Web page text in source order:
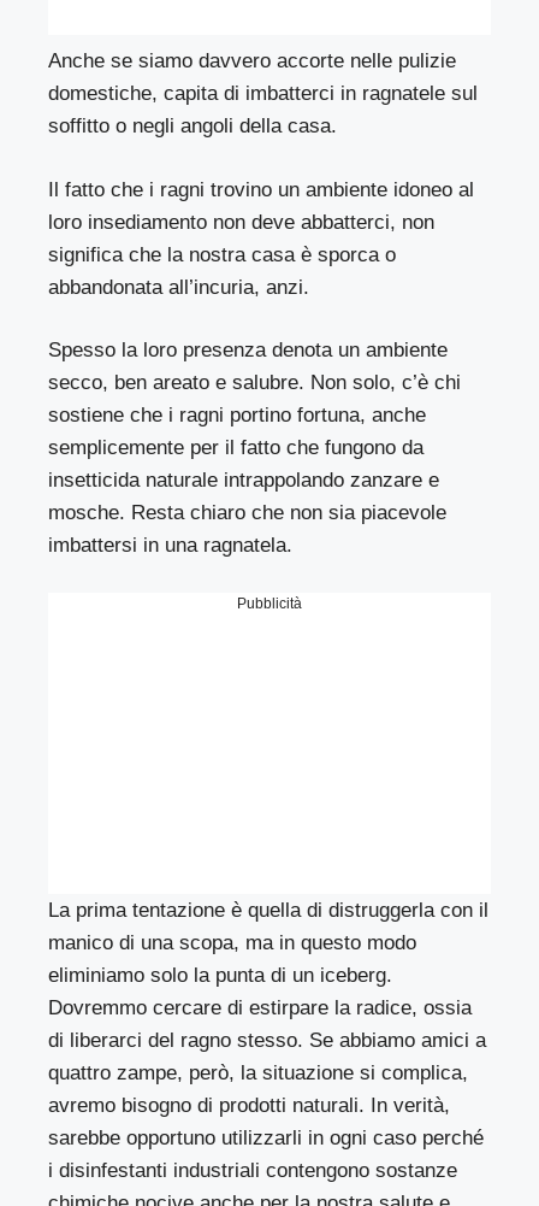
Anche se siamo davvero accorte nelle pulizie
domestiche, capita di imbatterci in ragnatele sul
soffitto o negli angoli della casa.
Il fatto che i ragni trovino un ambiente idoneo al
loro insediamento non deve abbatterci, non
significa che la nostra casa è sporca o
abbandonata all’incuria, anzi.
Spesso la loro presenza denota un ambiente
secco, ben areato e salubre. Non solo, c’è chi
sostiene che i ragni portino fortuna, anche
semplicemente per il fatto che fungono da
insetticida naturale intrappolando zanzare e
mosche. Resta chiaro che non sia piacevole
imbattersi in una ragnatela.
Pubblicità
La prima tentazione è quella di distruggerla con il
manico di una scopa, ma in questo modo
eliminiamo solo la punta di un iceberg.
Dovremmo cercare di estirpare la radice, ossia
di liberarci del ragno stesso. Se abbiamo amici a
quattro zampe, però, la situazione si complica,
avremo bisogno di prodotti naturali. In verità,
sarebbe opportuno utilizzarli in ogni caso perché
i disinfestanti industriali contengono sostanze